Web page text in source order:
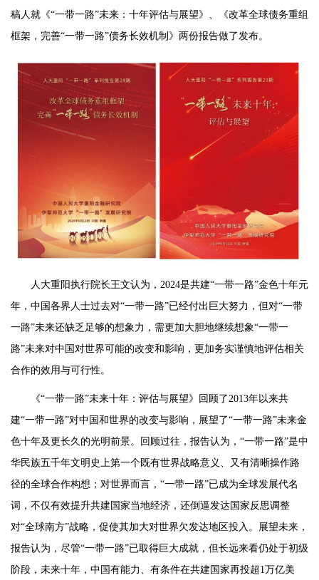
稿人就《“一带一路”未来：十年评估与展望》、《改革全球债务重组
框架，完善“一带一路”债务长效机制》两份报告做了发布。
人大重阳执行院长王文认为，2024是共建“一带一路”金色十年元
年，中国各界人士过去对“一带一路”已经付出巨大努力，但对“一带
一路”未来还缺乏足够的想象力，需更加大胆地继续想象“一带一
路”未来对中国对世界可能的改变和影响，更加务实谨慎地评估相关
合作的效用与可行性。
《“一带一路”未来十年：评估与展望》回顾了2013年以来共
建“一带一路”对中国和世界的改变与影响，展望了“一带一路”未来金
色十年及更长久的光明前景。回顾过往，报告认为，“一带一路”是中
华民族五千年文明史上第一个既有世界战略意义、又有清晰操作路
径的全球合作构想；对世界而言，“一带一路”已成为全球发展代名
词，不仅有效提升共建国家当地经济，还倒逼发达国家反思调整
对“全球南方”战略，促使其加大对世界欠发达地区投入。展望未来，
报告认为，尽管“一带一路”已取得巨大成就，但长远来看仍处于初级
阶段，未来十年，中国有能力、有条件在共建国家再投超1万亿美